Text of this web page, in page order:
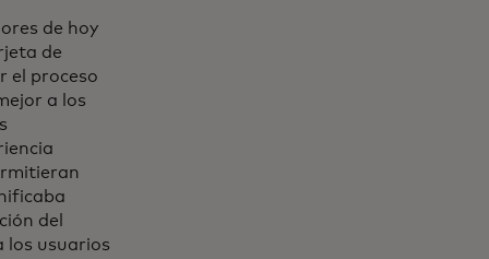
de hoy
de
el proceso
a los
del
los usuarios